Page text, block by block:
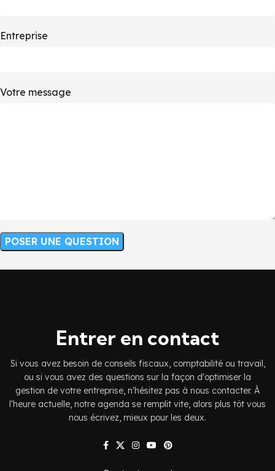
Entreprise
Votre message
Entrer en contact
Si vous avez besoin de conseils fiscaux, comptabilité ou travail,
ou si vous avez des questions sur la façon d'optimiser la
gestion de votre entreprise, n'hésitez pas à nous contacter. À
l'heure actuelle, notre agenda se remplit vite, alors plus tôt vous
nous écrivez, mieux pour les deux.